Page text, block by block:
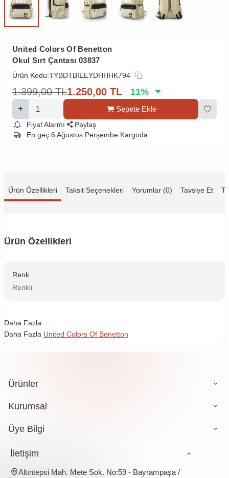
United Colors Of Benetton
Okul Sırt Çantası 03837
Ürün Kodu:TYBDTBIEEYDHHHK794
1.399,00 TL1.250,00 TL 11%
Sepete Ekle
Fiyat Alarmı
Paylaş
En geç 6 Ağustos Perşembe Kargoda
Ürün Özellikleri Taksit Seçenekleri Yorumlar (0) Tavsiye Et
Ürün Özellikleri
Renk
Renkli
Daha Fazla
Daha Fazla United Colors Of Benetton
Ürünler
Kurumsal
Üye Bilgi
İletişim
Altıntepsi Mah. Mete Sok. No:59 - Bayrampaşa /